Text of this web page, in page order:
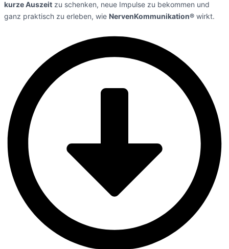
kurze Auszeit zu schenken, neue Impulse zu bekommen und
ganz praktisch zu erleben, wie NervenKommunikation® wirkt.